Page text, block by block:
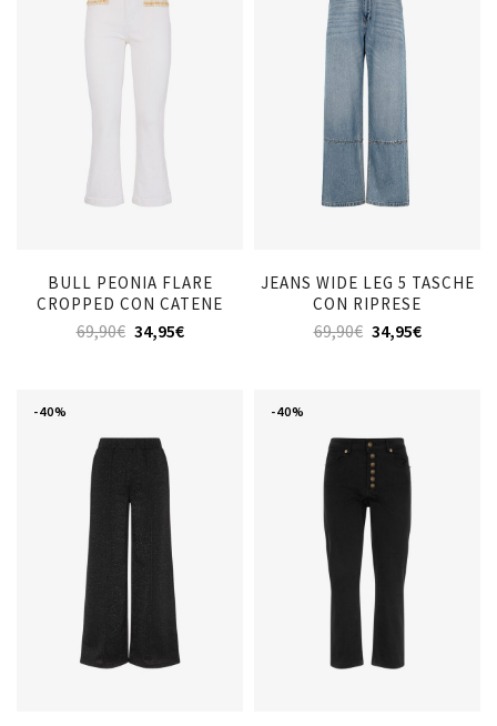
BULL PEONIA FLARE
CROPPED CON CATENE
69,90€ 34,95€
JEANS WIDE LEG 5 TASCHE
CON RIPRESE
69,90€ 34,95€
-40% -40%